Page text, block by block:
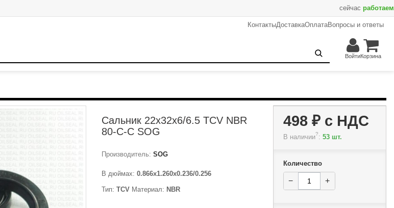
сейчас работаем
КонтактыДоставкаОплатаВопросы и ответы
ВойтиКорзина
Сальник 22x32x6/6.5 TCV NBR
80-C-C SOG
Производитель: SOG
В дюймах: 0.866x1.260x0.236/0.256
Тип: TCV Материал: NBR
498 ₽с НДС
В наличии?: 53 шт.
Количество
− +
+ В корзину